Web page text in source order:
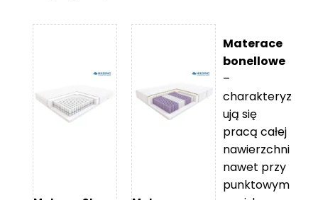
Materace
bonellowe
–
charakteryz
ują się
pracą całej
nawierzchni
nawet przy
punktowym